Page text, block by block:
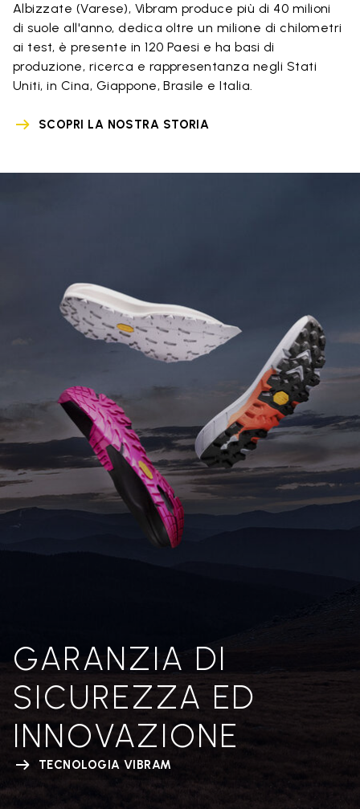
Albizzate (Varese), Vibram produce più di 40 milioni
di suole all'anno, dedica oltre un milione di chilometri
ai test, è presente in 120 Paesi e ha basi di
produzione, ricerca e rappresentanza negli Stati
Uniti, in Cina, Giappone, Brasile e Italia.
SCOPRI LA NOSTRA STORIA
GARANZIA DI
SICUREZZA ED
INNOVAZIONE
TECNOLOGIA VIBRAM